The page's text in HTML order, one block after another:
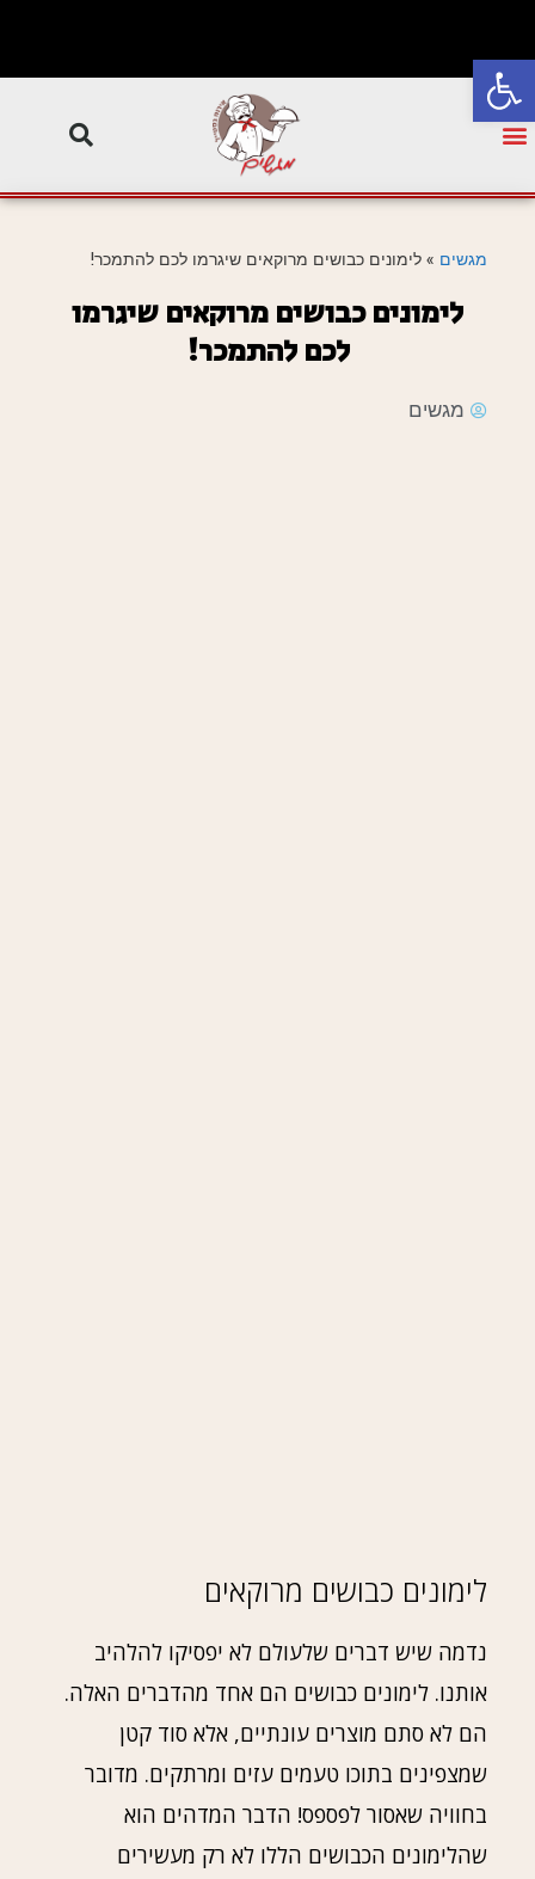
פתח סרגל נגישות
מגשים » לימונים כבושים מרוקאים שיגרמו לכם להתמכר!
לימונים כבושים מרוקאים שיגרמו
לכם להתמכר!
מגשים
לימונים כבושים מרוקאים
נדמה שיש דברים שלעולם לא יפסיקו להלהיב
אותנו. לימונים כבושים הם אחד מהדברים האלה.
הם לא סתם מוצרים עונתיים, אלא סוד קטן
שמצפינים בתוכו טעמים עזים ומרתקים. מדובר
בחוויה שאסור לפספס! הדבר המדהים הוא
שהלימונים הכבושים הללו לא רק מעשירים